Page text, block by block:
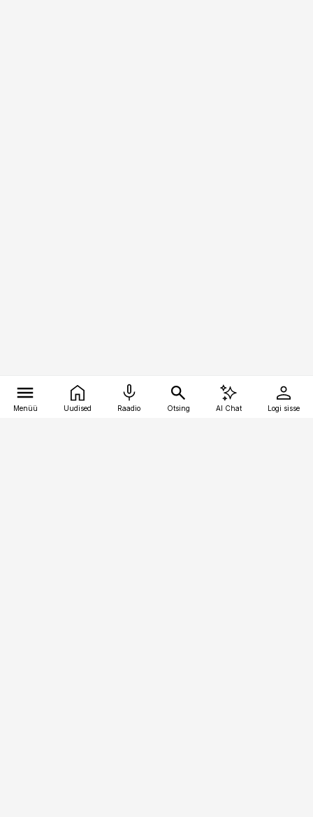
Menüü Uudised Raadio Otsing AI Chat Logi sisse